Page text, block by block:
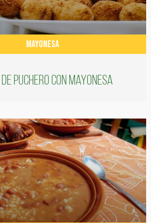
MAYONESA
puchero con Mayonesa